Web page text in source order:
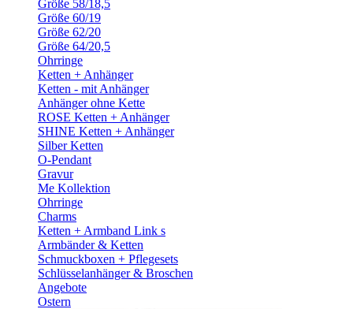
Größe 58/18,5
Größe 60/19
Größe 62/20
Größe 64/20,5
Ohrringe
Ketten + Anhänger
Ketten - mit Anhänger
Anhänger ohne Kette
ROSE Ketten + Anhänger
SHINE Ketten + Anhänger
Silber Ketten
O-Pendant
Gravur
Me Kollektion
Ohrringe
Charms
Ketten + Armband Link s
Armbänder & Ketten
Schmuckboxen + Pflegesets
Schlüsselanhänger & Broschen
Angebote
Ostern